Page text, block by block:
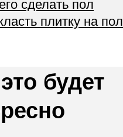
сделать пол
плитку на пол
будет